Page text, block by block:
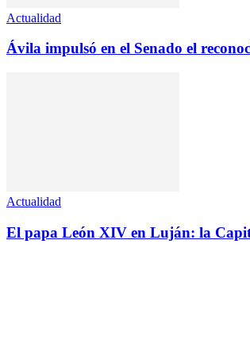
Actualidad
Ávila impulsó en el Senado el
Actualidad
El papa León XIV en Luján: la